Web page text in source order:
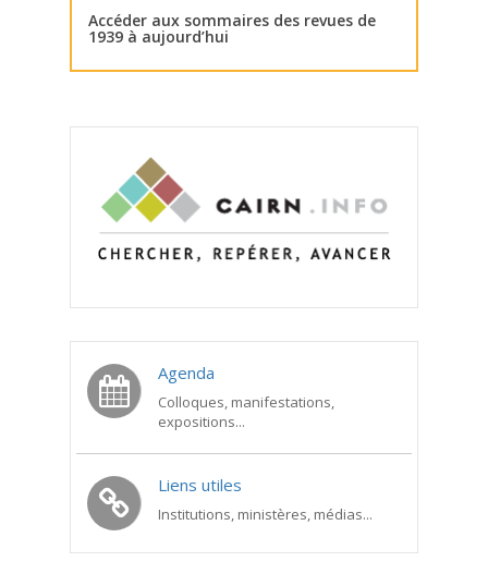
Accéder aux sommaires des revues de
1939 à aujourd’hui
Agenda
Colloques, manifestations,
expositions...
Liens utiles
Institutions, ministères, médias...